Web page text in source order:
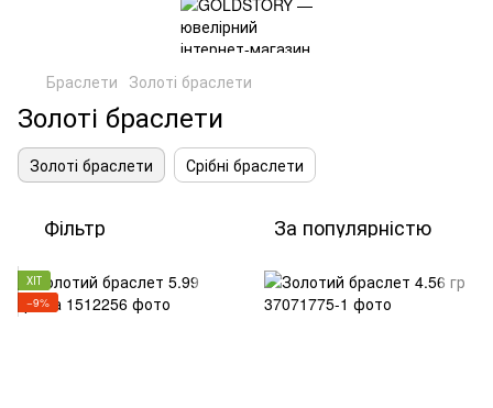
Браслети Золоті браслети
Золоті браслети
Золоті браслети Срібні браслети
Фільтр За популярністю
ХІТ
−9%